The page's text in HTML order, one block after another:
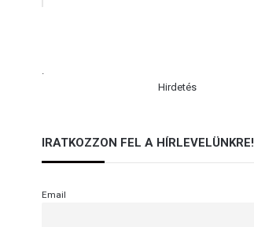
.
Hirdetés
IRATKOZZON FEL A HÍRLEVELÜNKRE!
Email